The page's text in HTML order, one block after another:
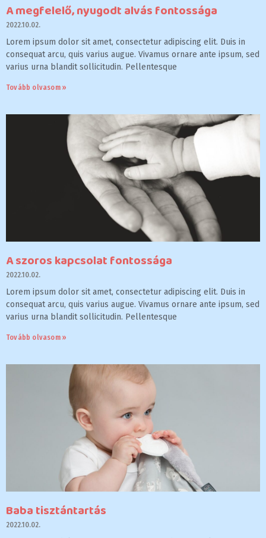
A megfelelő, nyugodt alvás fontossága
2022.10.02.
Lorem ipsum dolor sit amet, consectetur adipiscing elit. Duis in
consequat arcu, quis varius augue. Vivamus ornare ante ipsum, sed
varius urna blandit sollicitudin. Pellentesque
Tovább olvasom »
A szoros kapcsolat fontossága
2022.10.02.
Lorem ipsum dolor sit amet, consectetur adipiscing elit. Duis in
consequat arcu, quis varius augue. Vivamus ornare ante ipsum, sed
varius urna blandit sollicitudin. Pellentesque
Tovább olvasom »
Baba tisztántartás
2022.10.02.